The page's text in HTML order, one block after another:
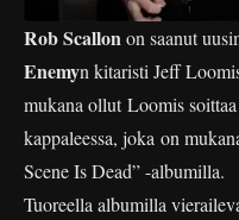
Rob Scallon on saanut
Enemyn kitaristi Jeff
mukana ollut Loomis
kappaleessa, joka on
Scene Is Dead” -albumilla.
Tuoreella albumilla